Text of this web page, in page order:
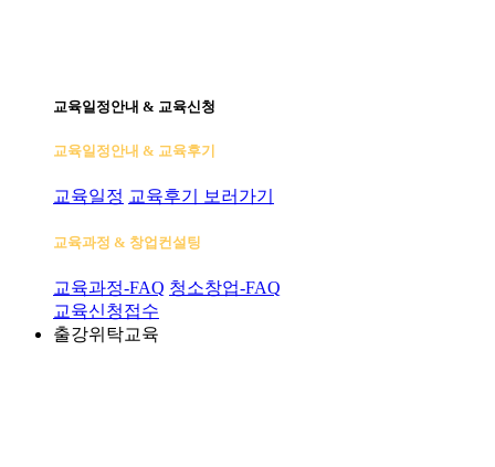
교육일정안내 & 교육신청
교육일정안내 & 교육후기
교육일정 교육후기 보러가기
교육과정 & 창업컨설팅
교육과정-FAQ 청소창업-FAQ
교육신청접수
출강위탁교육